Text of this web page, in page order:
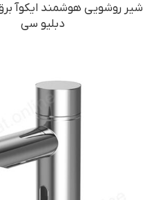
شیر روشویی هوشمند ایکوآ
دبلیو سی